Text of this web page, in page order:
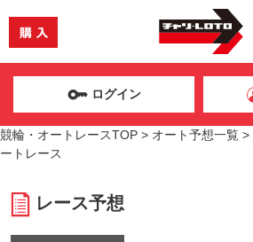
ログイン
競輪・オートレースTOP > オート予想一覧 >
ートレース
レース予想